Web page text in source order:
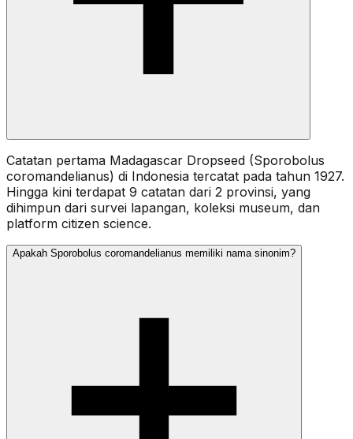
Catatan pertama Madagascar Dropseed (Sporobolus
coromandelianus) di Indonesia tercatat pada tahun 1927.
Hingga kini terdapat 9 catatan dari 2 provinsi, yang
dihimpun dari survei lapangan, koleksi museum, dan
platform citizen science.
Apakah Sporobolus coromandelianus memiliki nama sinonim?